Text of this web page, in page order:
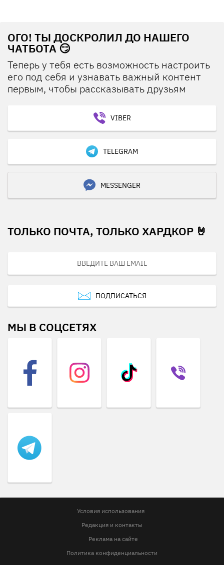
ОГО! ТЫ ДОСКРОЛИЛ ДО НАШЕГО
ЧАТБОТА 😏
Теперь у тебя есть возможность настроить
его под себя и узнавать важный контент
первым, чтобы рассказывать друзьям
VIBER
TELEGRAM
MESSENGER
ТОЛЬКО ПОЧТА, ТОЛЬКО ХАРДКОР 🤘
ПОДПИСАТЬСЯ
МЫ В СОЦСЕТЯХ
Условия использования
Редакция и контакты
Реклама на сайте
Политика конфиденциальности